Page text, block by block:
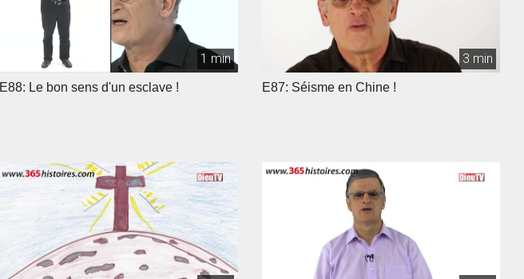
1 min
E88: Le bon sens d'un esclave !
3 min
E87: Séisme en Chine !